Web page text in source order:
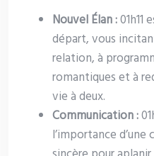
Nouvel Élan :01h11
départ, vous
relation, à
romantiques et à
vie à deux.
Communication :
l’importance